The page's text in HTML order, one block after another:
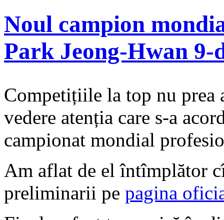
Noul campion
Park Jeong-Hwan 9-
Competițiile la top nu prea
vedere atenția care s-a
campionat mondial
Am aflat de el întîmplător
preliminarii pe pagina